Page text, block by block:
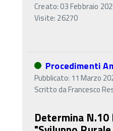
Creato: 03 Febbraio
Visite: 26270
Procedimenti
Pubblicato: 11 Marzo
Scritto daFrancesco
Determina